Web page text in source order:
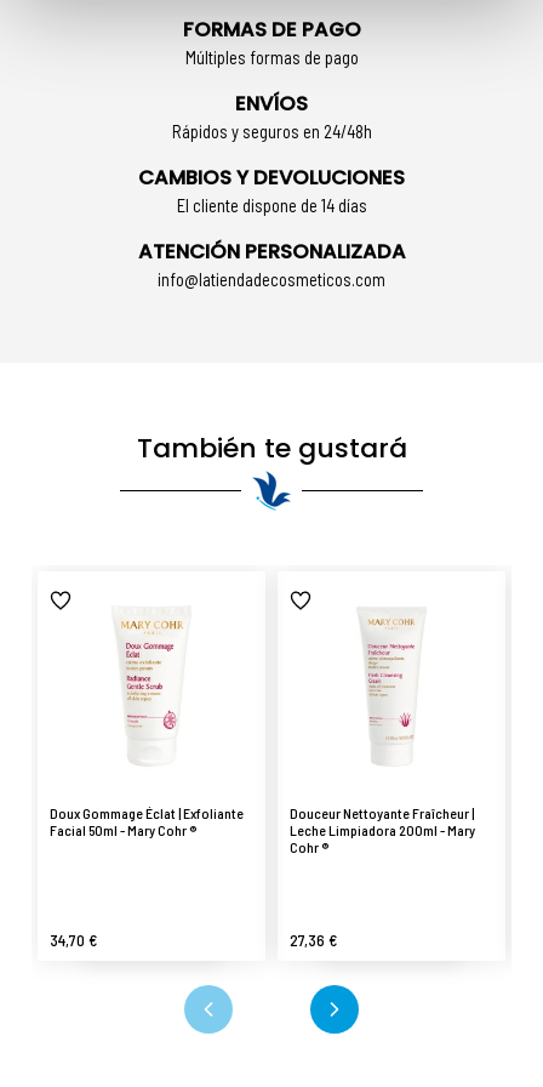
FORMAS DE PAGO
Múltiples formas de pago
ENVÍOS
Rápidos y seguros en 24/48h
CAMBIOS Y DEVOLUCIONES
El cliente dispone de 14 días
ATENCIÓN PERSONALIZADA
info@latiendadecosmeticos.com
También te gustará
Doux Gommage Éclat | Exfoliante
Facial 50ml - Mary Cohr ®
34,70 €
Douceur Nettoyante Fraîcheur |
Leche Limpiadora 200ml - Mary
Cohr ®
27,36 €